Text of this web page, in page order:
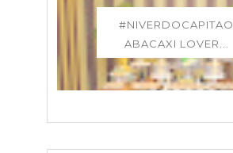
#NIVERDOCAPITAO
ABACAXI LOVER...